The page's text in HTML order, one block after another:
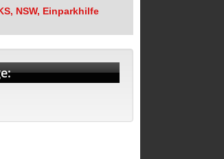
NSW, Einparkhilfe